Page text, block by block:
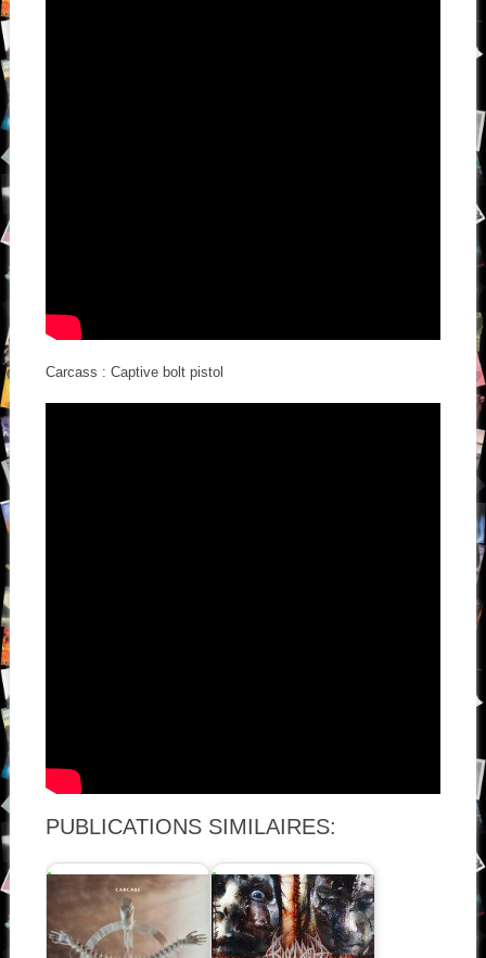
Carcass : Captive bolt pistol
PUBLICATIONS SIMILAIRES: